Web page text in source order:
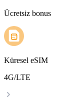
Ücretsiz bonus
Küresel eSIM
4G/LTE